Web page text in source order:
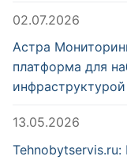
02.07.2026
Астра
платформа для
инфраструктурой
13.05.2026